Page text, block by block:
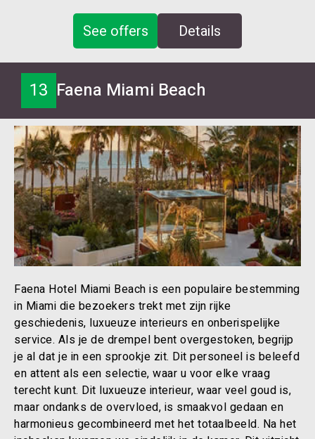
See offers Details
13 Faena Miami Beach
Faena Hotel Miami Beach is een populaire bestemming
in Miami die bezoekers trekt met zijn rijke
geschiedenis, luxueuze interieurs en onberispelijke
service. Als je de drempel bent overgestoken, begrijp
je al dat je in een sprookje zit. Dit personeel is beleefd
en attent als een selectie, waar u voor elke vraag
terecht kunt. Dit luxueuze interieur, waar veel goud is,
maar ondanks de overvloed, is smaakvol gedaan en
harmonieus gecombineerd met het totaalbeeld. Na het